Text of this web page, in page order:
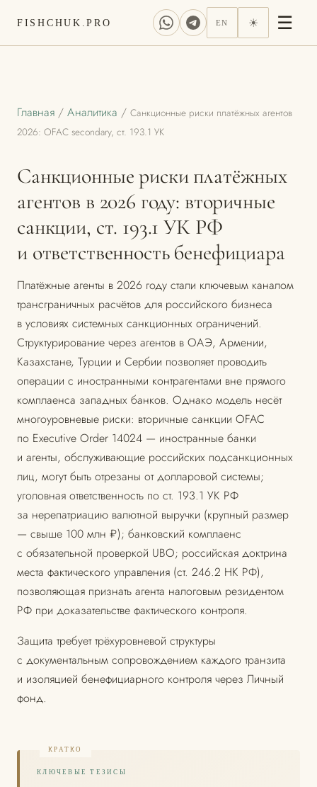
FISHCHUK.PRO EN ☀ ☰
Главная / Аналитика / Санкционные риски платёжных агентов
2026: OFAC secondary, ст. 193.1 УК
Санкционные риски платёжных
агентов в 2026 году: вторичные
санкции, ст. 193.1 УК РФ
и ответственность бенефициара
Платёжные агенты в 2026 году стали ключевым каналом
трансграничных расчётов для российского бизнеса
в условиях системных санкционных ограничений.
Структурирование через агентов в ОАЭ, Армении,
Казахстане, Турции и Сербии позволяет проводить
операции с иностранными контрагентами вне прямого
комплаенса западных банков. Однако модель несёт
многоуровневые риски: вторичные санкции OFAC
по Executive Order 14024 — иностранные банки
и агенты, обслуживающие российских подсанкционных
лиц, могут быть отрезаны от долларовой системы;
уголовная ответственность по ст. 193.1 УК РФ
за нерепатриацию валютной выручки (крупный размер
— свыше 100 млн ₽); банковский комплаенс
с обязательной проверкой UBO; российская доктрина
места фактического управления (ст. 246.2 НК РФ),
позволяющая признать агента налоговым резидентом
РФ при доказательстве фактического контроля.
Защита требует трёхуровневой структуры
с документальным сопровождением каждого транзита
и изоляцией бенефициарного контроля через Личный
фонд.
КЛЮЧЕВЫЕ ТЕЗИСЫ